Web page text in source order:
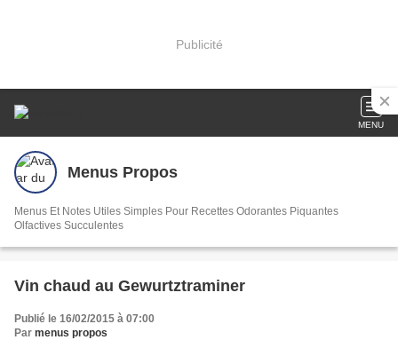
Publicité
MENU
Menus Propos
Menus Et Notes Utiles Simples Pour Recettes Odorantes Piquantes
Olfactives Succulentes
Vin chaud au Gewurtztraminer
Publié le 16/02/2015 à 07:00
Par menus propos